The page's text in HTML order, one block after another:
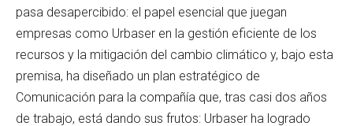
pasa desapercibido: el papel esencial que juegan
empresas como Urbaser en la gestión eficiente de los
recursos y la mitigación del cambio climático y, bajo esta
premisa, ha diseñado un plan estratégico de
Comunicación para la compañía que, tras casi dos años
de trabajo, está dando sus frutos: Urbaser ha logrado